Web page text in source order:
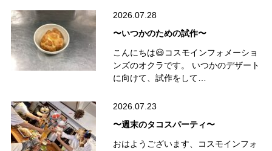
2026.07.28
〜いつかのための試作〜
こんにちは😃コスモインフォメーショ
ンズのオクラです。 いつかのデザート
に向けて、試作をして…
2026.07.23
〜週末のタコスパーティ〜
おはようございます、コスモインフォ